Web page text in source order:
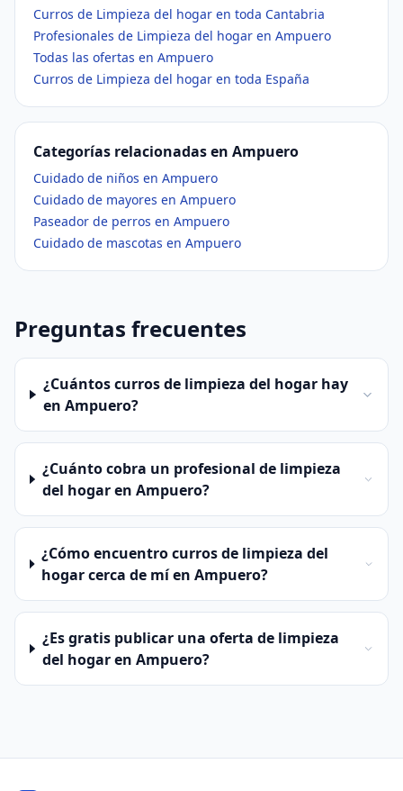
Curros de Limpieza del hogar en toda Cantabria
Profesionales de Limpieza del hogar en Ampuero
Todas las ofertas en Ampuero
Curros de Limpieza del hogar en toda España
Categorías relacionadas en Ampuero
Cuidado de niños en Ampuero
Cuidado de mayores en Ampuero
Paseador de perros en Ampuero
Cuidado de mascotas en Ampuero
Preguntas frecuentes
¿Cuántos curros de limpieza del hogar hay
en Ampuero?
¿Cuánto cobra un profesional de limpieza
del hogar en Ampuero?
¿Cómo encuentro curros de limpieza del
hogar cerca de mí en Ampuero?
¿Es gratis publicar una oferta de limpieza
del hogar en Ampuero?